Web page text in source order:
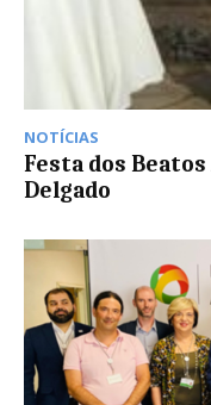
NOTÍCIAS
Festa dos
Delgado